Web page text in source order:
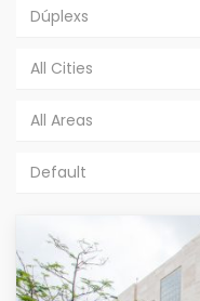
Dúplexs
All Cities
All Areas
Default